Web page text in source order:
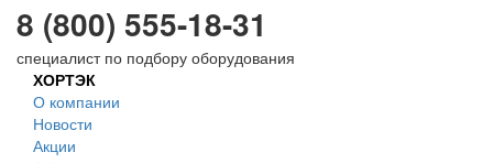
8 (800) 555-18-31
специалист по подбору оборудования
ХОРТЭК
О компании
Новости
Акции